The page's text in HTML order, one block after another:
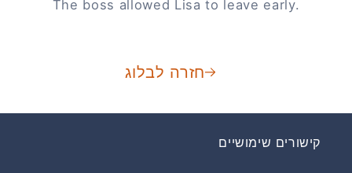
The boss allowed Lisa to leave early.
חזרה לבלוג
קישורים שימושיים